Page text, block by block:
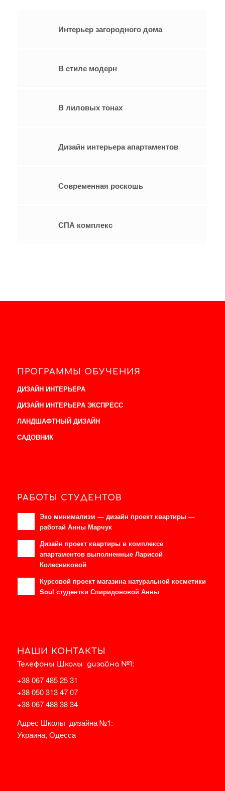
Интерьер загородного дома
В стиле модерн
В лиловых тонах
Дизайн интерьера апартаментов
Современная роскошь
СПА комплекс
ПРОГРАММЫ ОБУЧЕНИЯ
ДИЗАЙН ИНТЕРЬЕРА
ДИЗАЙН ИНТЕРЬЕРА ЭКСПРЕСС
ЛАНДШАФТНЫЙ ДИЗАЙН
САДОВНИК
РАБОТЫ СТУДЕНТОВ
Эко минимализм — дизайн проект квартиры —
работай Анны Марчук
Дизайн проект квартиры в комплексе
апартаментов выполненные Ларисой
Колесниковой
Курсовой проект магазина натуральной косметики
Soul студентки Спиридоновой Анны
НАШИ КОНТАКТЫ
Телефоны Школы дизайна №1:
+38 067 485 25 31
+38 050 313 47 07
+38 067 488 38 34
Адрес Школы дизайна №1:
Украина, Одесса